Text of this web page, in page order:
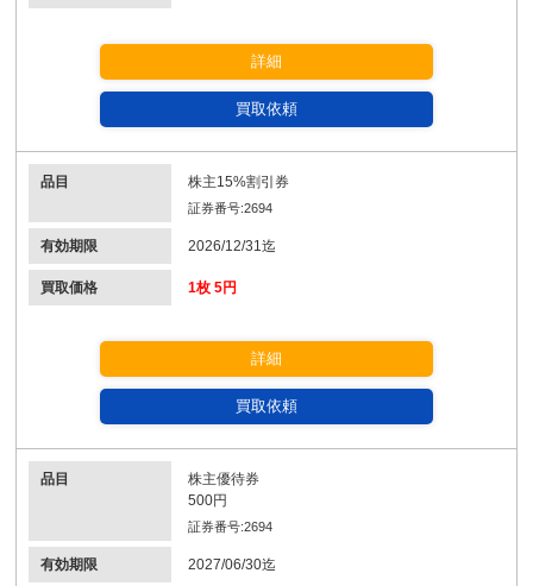
詳細
買取依頼
品目 株主15%割引券
証券番号:2694
有効期限 2026/12/31迄
買取価格 1枚 5円
詳細
買取依頼
品目
株主優待券
500円
証券番号:2694
有効期限 2027/06/30迄